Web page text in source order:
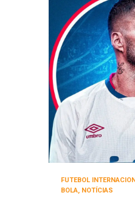
FUTEBOL
BOLA, NOTÍCIAS